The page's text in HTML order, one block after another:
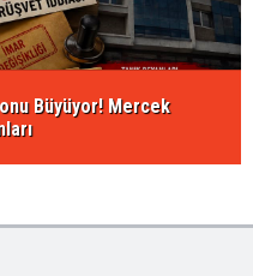
Büyüyor! Mercek